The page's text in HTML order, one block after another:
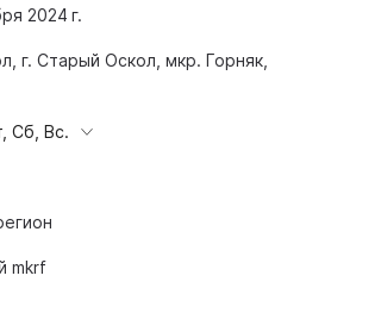
2024 г.
г. Старый Оскол, мкр. Горняк,
Сб, Вс.
mkrf